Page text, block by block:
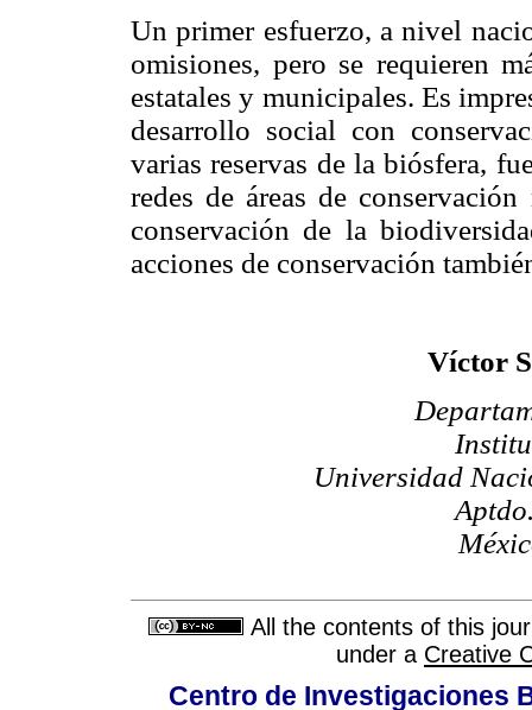
Un primer esfuerzo, a nivel
omisiones, pero se requieren
estatales y municipales. Es
desarrollo social con
varias reservas de la biósfera,
redes de áreas de
conservación de la
acciones de conservación
Víctor
Universidad
All the contents of this
under a Creative
Centro de Investigaciones